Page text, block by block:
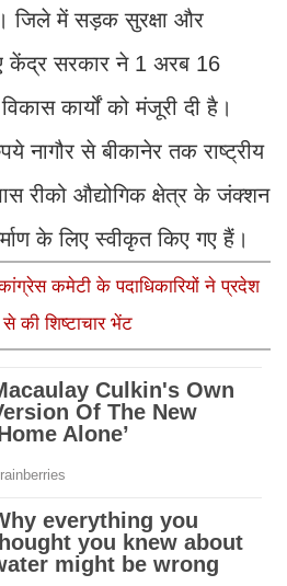
जिले में सड़क सुरक्षा और
केंद्र सरकार ने 1 अरब 16
कार्यों को मंजूरी दी है।
नागौर से बीकानेर तक राष्ट्रीय
रीको औद्योगिक क्षेत्र के जंक्शन
के लिए स्वीकृत किए गए हैं।
कमेटी के पदाधिकारियों ने प्रदेश
से की शिष्टाचार भेंट